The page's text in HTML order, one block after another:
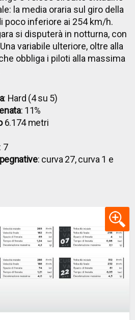
la media oraria sul giro della
poco inferiore ai 254 km/h.
si disputerà in notturna, con
variabile ulteriore, oltre alla
obbliga i piloti alla massima
: Hard (4 su 5)
: 11%
6.174 metri
: 7
: curva 27, curva 1 e